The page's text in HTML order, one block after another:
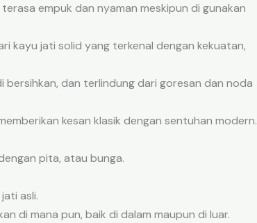
empuk dan nyaman meskipun di gunakan
kayu jati solid yang terkenal dengan kekuatan,
bersihkan, dan terlindung dari goresan dan noda
kesan klasik dengan sentuhan modern.
pita, atau bunga.
asli.
di mana pun, baik di dalam maupun di luar.